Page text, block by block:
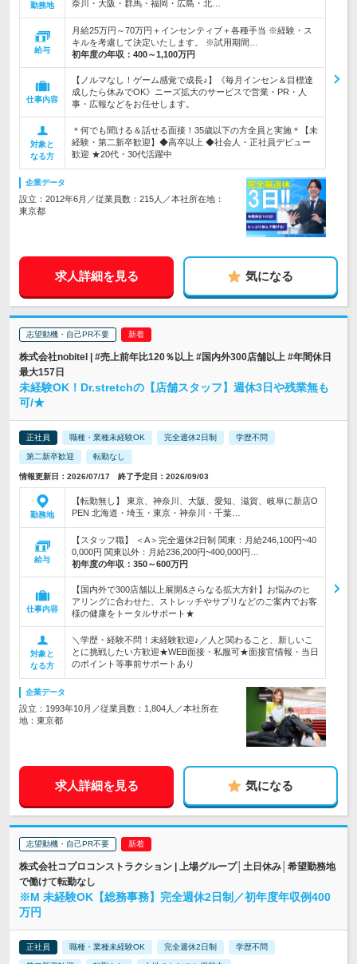
勤務地 奈川・大阪・群馬・福岡・広島・北…
給与
月給25万円～70万円＋インセンティブ＋各種手当 ※経験・ス
キルを考慮して決定いたします。 ※試用期間…
初年度の年収： 400～1,100万円
仕事内容
【ノルマなし！ゲーム感覚で成長♪】《毎月インセン＆目標達
成したら休みでOK》ニーズ拡大のサービスで営業・PR・人
事・広報などをお任せします。
対象と
なる方
＊何でも聞ける＆話せる面接！35歳以下の方全員と実施＊【未
経験・第二新卒歓迎】◆高卒以上 ◆社会人・正社員デビュー
歓迎 ★20代・30代活躍中
企業データ
設立：2012年6月／従業員数：215人／本社所在地：
東京都
求人詳細を見る 気になる
志望動機・自己PR不要
株式会社nobitel | #売上前年比120％以上 #国内外300店舗以上 #年間休日
最大157日
未経験OK！Dr.stretchの【店舗スタッフ】週休3日や残業無も
可/★
正社員 職種・業種未経験OK 完全週休2日制 学歴不問
第二新卒歓迎 転勤なし
情報更新日：2026/07/17 終了予定日：2026/09/03
勤務地
【転勤無し】 東京、神奈川、大阪、愛知、滋賀、岐阜に新店O
PEN 北海道・埼玉・東京・神奈川・千葉…
給与
【スタッフ職】 ＜A＞完全週休2日制 関東：月給246,100円~40
0,000円 関東以外：月給236,200円~400,000円…
初年度の年収： 350～600万円
仕事内容
【国内外で300店舗以上展開&さらなる拡大方針】お悩みのヒ
アリングに合わせた、ストレッチやサプリなどのご案内でお客
様の健康をトータルサポート★
対象と
なる方
＼学歴・経験不問！未経験歓迎♪／人と関わること、新しいこ
とに挑戦したい方歓迎★WEB面接・私服可★面接官情報・当日
のポイント等事前サポートあり
企業データ
設立：1993年10月／従業員数：1,804人／本社所在
地：東京都
求人詳細を見る 気になる
志望動機・自己PR不要
株式会社コプロコンストラクション | 上場グループ│土日休み│希望勤務地
で働けて転勤なし
※M 未経験OK【総務事務】完全週休2日制／初年度年収例400
万円
正社員 職種・業種未経験OK 完全週休2日制 学歴不問